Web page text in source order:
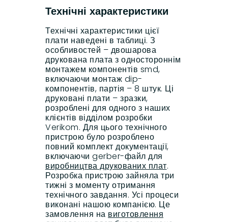
Технічні характеристики
Технічні характеристики цієї
плати наведені в таблиці. З
особливостей – двошарова
друкована плата з одностороннім
монтажем компонентів smd,
включаючи монтаж dip-
компонентів, партія – 8 штук. Ці
друковані плати – зразки,
розроблені для одного з наших
клієнтів відділом розробки
Verikom. Для цього технічного
пристрою було розроблено
повний комплект документації,
включаючи gerber-файл для
виробництва друкованих плат.
Розробка пристрою зайняла три
тижні з моменту отримання
технічного завдання. Усі процеси
виконані нашою компанією. Це
замовлення на виготовлення